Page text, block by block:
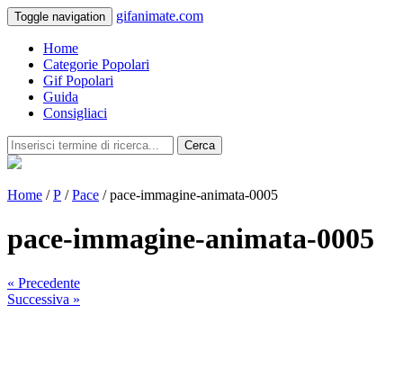
Toggle navigation gifanimate.com
Home
Categorie Popolari
Gif Popolari
Guida
Consigliaci
Cerca
Home /P /Pace / pace-immagine-animata-0005
pace-immagine-animata-0005
« Precedente
Successiva »